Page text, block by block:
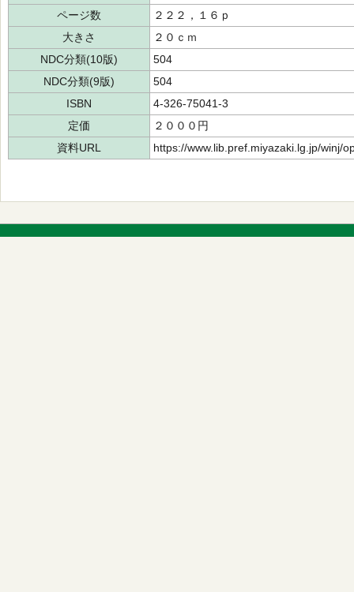
ページ数
２２２，１６ｐ
大きさ
２０ｃｍ
NDC分類(10版)
504
NDC分類(9版)
504
ISBN
4-326-75041-3
定価
２０００円
資料URL
https://www.lib.pref.miyazaki.lg.jp/winj/